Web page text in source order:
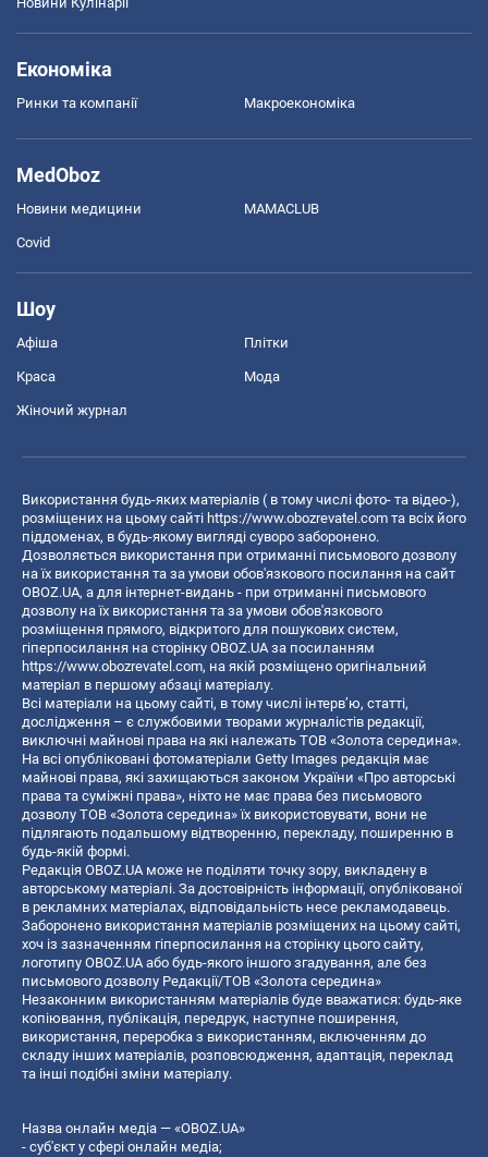
Економіка
Ринки та компанії Макроекономіка
MedOboz
Новини медицини MAMACLUB
Covid
Шоу
Афіша Плітки
Краса Мода
Жіночий журнал
Використання будь-яких матеріалів ( в тому числі фото- та відео-),
розміщених на цьому сайті https://www.obozrevatel.com та всіх його
піддоменах, в будь-якому вигляді суворо заборонено.
Дозволяється використання при отриманні письмового дозволу
на їх використання та за умови обов'язкового посилання на сайт
OBOZ.UA, а для інтернет-видань - при отриманні письмового
дозволу на їх використання та за умови обов'язкового
розміщення прямого, відкритого для пошукових систем,
гіперпосилання на сторінку OBOZ.UA за посиланням
https://www.obozrevatel.com, на якій розміщено оригінальний
матеріал в першому абзаці матеріалу.
Всі матеріали на цьому сайті, в тому числі інтерв’ю, статті,
дослідження – є службовими творами журналістів редакції,
виключні майнові права на які належать ТОВ «Золота середина».
На всі опубліковані фотоматеріали Getty Images редакція має
майнові права, які захищаються законом України «Про авторські
права та суміжні права», ніхто не має права без письмового
дозволу ТОВ «Золота середина» їх використовувати, вони не
підлягають подальшому відтворенню, перекладу, поширенню в
будь-якій формі.
Редакція OBOZ.UA може не поділяти точку зору, викладену в
авторському матеріалі. За достовірність інформації, опублікованої
в рекламних матеріалах, відповідальність несе рекламодавець.
Заборонено використання матеріалів розміщених на цьому сайті,
хоч із зазначенням гіперпосилання на сторінку цього сайту,
логотипу OBOZ.UA або будь-якого іншого згадування, але без
письмового дозволу Редакції/ТОВ «Золота середина»
Незаконним використанням матеріалів буде вважатися: будь-яке
копiювання, публiкацiя, передрук, наступне поширення,
використання, переробка з використанням, включенням до
складу інших матеріалів, розповсюдження, адаптація, переклад
та інші подібні зміни матеріалу.
Назва онлайн медіа — «OBOZ.UA»
- суб'єкт у сфері онлайн медіа;